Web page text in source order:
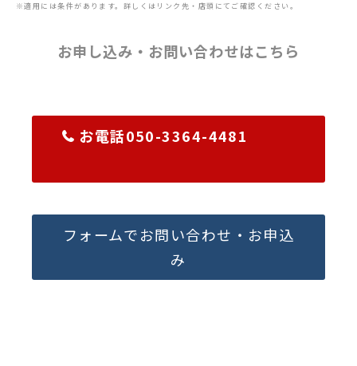
※適用には条件があります。詳しくはリンク先・店頭にてご確認ください。
お申し込み・お問い合わせはこちら
お電話050-3364-4481
フォームでお問い合わせ・お申込
み